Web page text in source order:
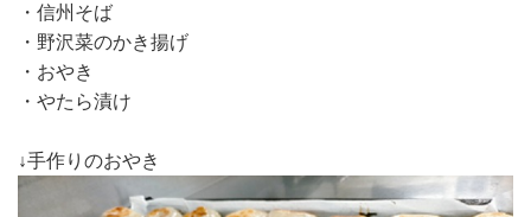
・信州そば
・野沢菜のかき揚げ
・おやき
・やたら漬け
↓手作りのおやき